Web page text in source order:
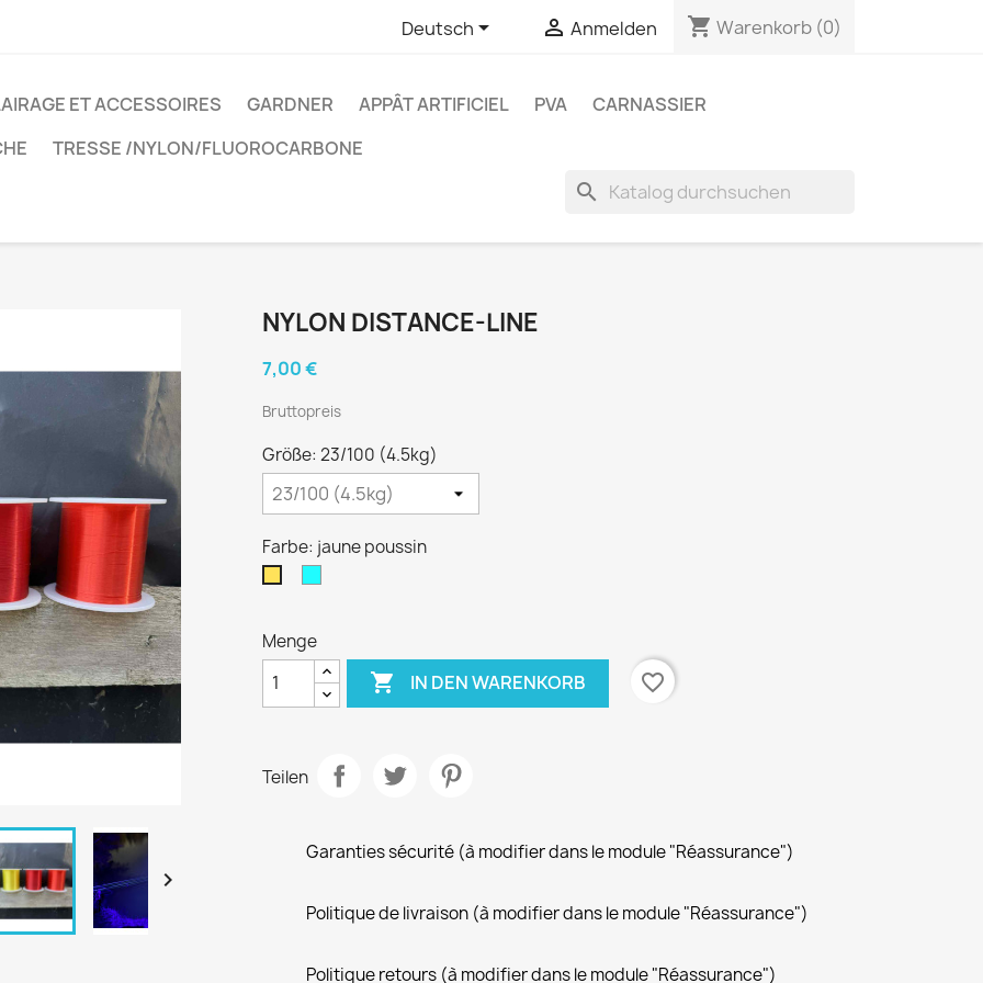
Deutsch  Anmelden shopping_cart Warenkorb (0)
ET ACCESSOIRES GARDNER APPÂT ARTIFICIEL PVA
CARNASSIER
TRESSE /NYLON/FLUOROCARBONE
search

NYLON DISTANCE-LINE
7,00 €
Bruttopreis
Größe: 23/100 (4.5kg)
Farbe: jaune poussin
Menge
 IN DEN WARENKORB favorite_border
Teilen
Garanties sécurité (à modifier dans le module "Réassurance")
Politique de livraison (à modifier dans le module "Réassurance")
Politique retours (à modifier dans le module "Réassurance")